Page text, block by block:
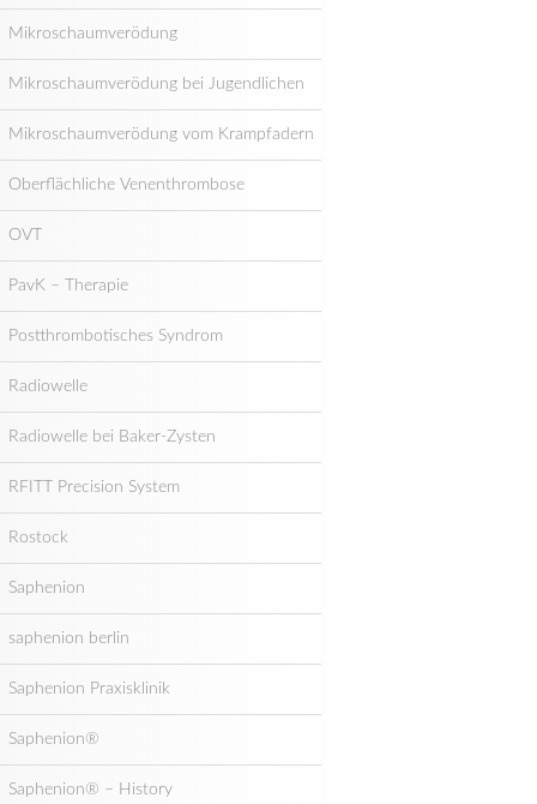
Mikroschaumverödung
Mikroschaumverödung bei Jugendlichen
Mikroschaumverödung vom Krampfadern
Oberflächliche Venenthrombose
OVT
PavK – Therapie
Postthrombotisches Syndrom
Radiowelle
Radiowelle bei Baker-Zysten
RFITT Precision System
Rostock
Saphenion
saphenion berlin
Saphenion Praxisklinik
Saphenion®
Saphenion® – History